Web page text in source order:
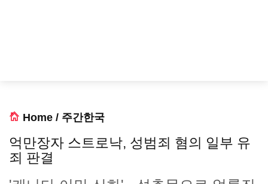
Home / 주간한국
억만장자 스트로낙, 성범죄 혐의 일부 유
죄 판결